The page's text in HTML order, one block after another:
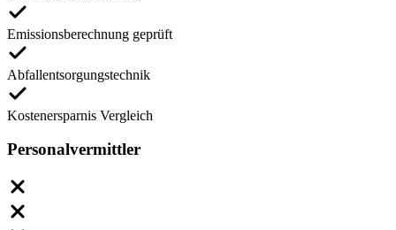
Emissionsberechnung geprüft
Abfallentsorgungstechnik
Kostenersparnis Vergleich
Personalvermittler